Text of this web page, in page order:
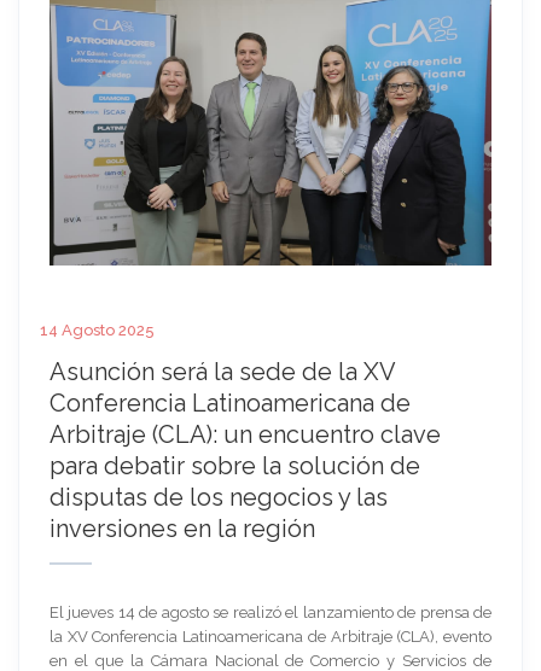
14 Agosto 2025
Asunción será la sede de la XV
Conferencia Latinoamericana de
Arbitraje (CLA): un encuentro clave
para debatir sobre la solución de
disputas de los negocios y las
inversiones en la región
El jueves 14 de agosto se realizó el lanzamiento de prensa de
la XV Conferencia Latinoamericana de Arbitraje (CLA), evento
en el que la Cámara Nacional de Comercio y Servicios de